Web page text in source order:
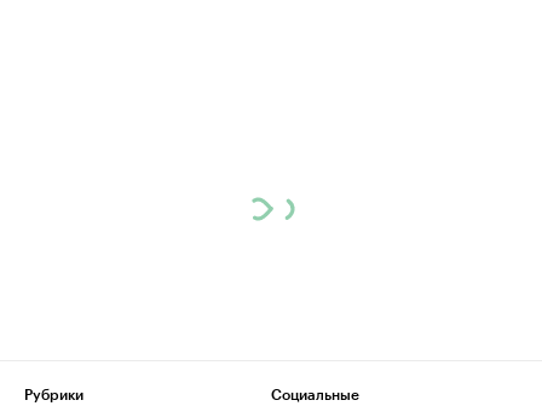
Рубрики
Социальные